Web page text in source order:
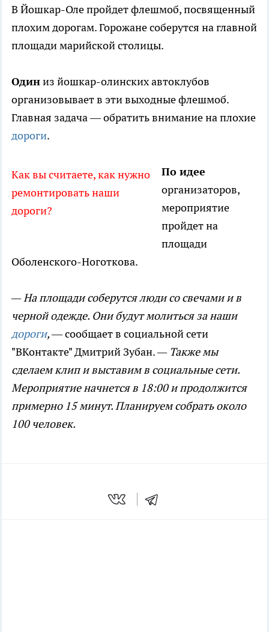
В Йошкар-Оле пройдет флешмоб, посвященный
плохим дорогам. Горожане соберутся на главной
площади марийской столицы.
Одиниз йошкар-олинских автоклубов
организовывает в эти выходные флешмоб.
Главная задача — обратить внимание на плохие
дороги.
Как вы считаете, как нужно
ремонтировать наши
дороги?
По идее
организаторов,
мероприятие
пройдет на
площади
Оболенского-Ноготкова.
— На площади соберутся люди со свечами и в
черной одежде. Они будут молиться за наши
дороги,— сообщает в социальной сети
"ВКонтакте" Дмитрий Зубан.— Также мы
сделаем клип и выставим в социальные сети.
Мероприятие начнется в 18:00 и продолжится
примерно 15 минут. Планируем собрать около
100 человек.